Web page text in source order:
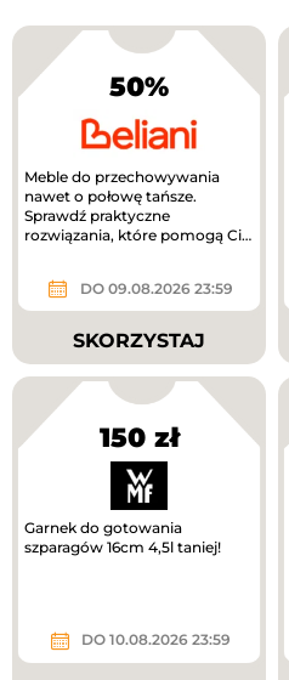
50%
Meble do przechowywania
nawet o połowę tańsze.
Sprawdź praktyczne
rozwiązania, które pomogą Ci
DO 09.08.2026 23:59
SKORZYSTAJ
150 zł
Garnek do gotowania
szparagów 16cm 4,5l taniej!
DO 10.08.2026 23:59